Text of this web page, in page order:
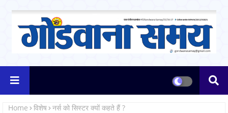
Home विशेष नर्स को सिस्टर क्यों कहते हैं ?